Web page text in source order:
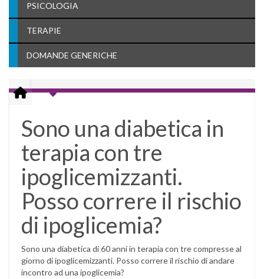
PSICOLOGIA
TERAPIE
DOMANDE GENERICHE
Sono una diabetica in
terapia con tre
ipoglicemizzanti.
Posso correre il rischio
di ipoglicemia?
Sono una diabetica di 60 anni in terapia con tre compresse al
giorno di ipoglicemizzanti. Posso correre il rischio di andare
incontro ad una ipoglicemia?